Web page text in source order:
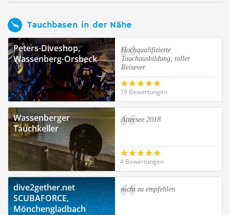
Tauchbasen in der Nähe
Peters-Diveshop,
Wassenberg-Orsbeck
Hochqualifizierte
Tauchausbildung, toller
Reisever
19 Bewertungen
Wassenberger
Tauchkeller
Attersee 2018
4 Bewertungen
dive2gether.net
SCUBAFORCE,
Mönchengladbach
nicht zu empfehlen